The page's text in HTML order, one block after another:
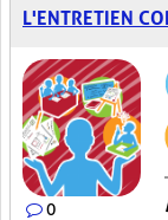
L'ENTRETIEN
0